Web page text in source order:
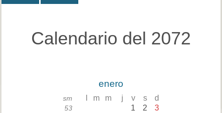
Calendario del 2072
enero
sm m m j v s d
53 1 2 3